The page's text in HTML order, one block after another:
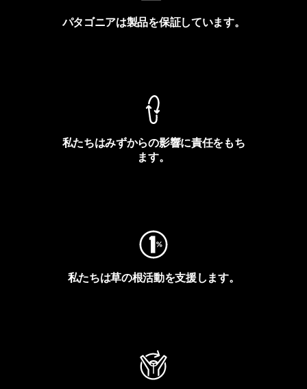
パタゴニアは製品を保証しています。
私たちはみずからの影響に責任をもち
ます。
私たちは草の根活動を支援します。